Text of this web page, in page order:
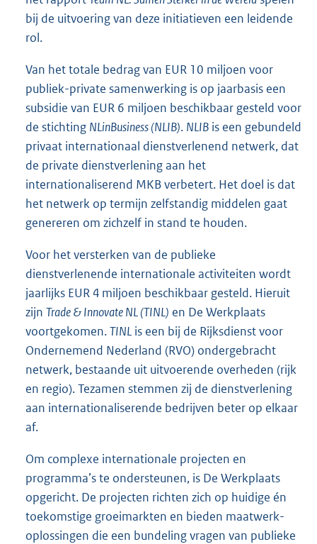
bij de uitvoering van deze initiatieven een leidende
rol.
Van het totale bedrag van EUR 10 miljoen voor
publiek-private samenwerking is op jaarbasis een
subsidie van EUR 6 miljoen beschikbaar gesteld voor
de stichting NLinBusiness (NLIB). NLIB is een gebundeld
privaat internationaal dienstverlenend netwerk, dat
de private dienstverlening aan het
internationaliserend MKB verbetert. Het doel is dat
het netwerk op termijn zelfstandig middelen gaat
genereren om zichzelf in stand te houden.
Voor het versterken van de publieke
dienstverlenende internationale activiteiten wordt
jaarlijks EUR 4 miljoen beschikbaar gesteld. Hieruit
zijn Trade & Innovate NL (TINL) en De Werkplaats
voortgekomen.TINL is een bij de Rijksdienst voor
Ondernemend Nederland (RVO) ondergebracht
netwerk, bestaande uit uitvoerende overheden (rijk
en regio). Tezamen stemmen zij de dienstverlening
aan internationaliserende bedrijven beter op elkaar
af.
Om complexe internationale projecten en
programma’s te ondersteunen, is De Werkplaats
opgericht. De projecten richten zich op huidige én
toekomstige groeimarkten en bieden maatwerk-
oplossingen die een bundeling vragen van publieke